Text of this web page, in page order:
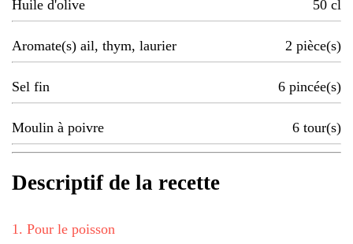
Huile d'olive 50 cl
Aromate(s) ail, thym, laurier 2 pièce(s)
Sel fin 6 pincée(s)
Moulin à poivre 6 tour(s)
Descriptif de la recette
1 . Pour le poisson